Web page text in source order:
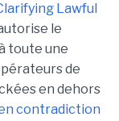
Lawful
le
toute une
de
en dehors
contradiction